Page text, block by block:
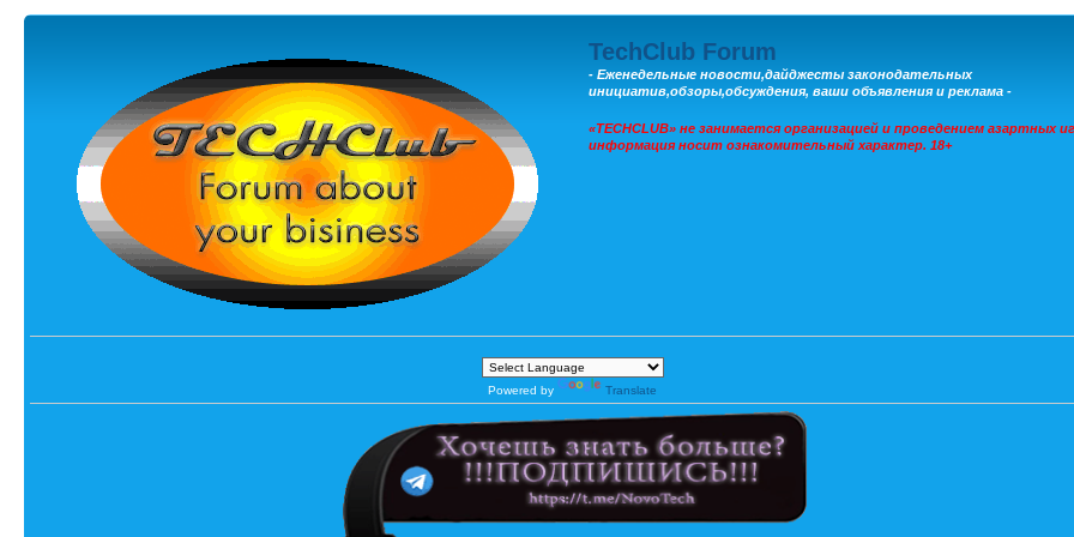
TechClub Forum
- Еженедельные новости,дайджесты законодательных
инициатив,обзоры,обсуждения, ваши объявления и реклама -
«TECHCLUB» не занимается организацией и проведением азартных
информация носит ознакомительный характер. 18+
Powered by Translate